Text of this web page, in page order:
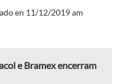
en 11/12/2019 am
e Bramex encerram